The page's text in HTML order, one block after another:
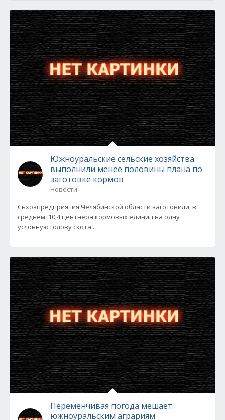
Южноуральские сельские хозяйства
выполнили менее половины плана по
заготовке кормов
Новости
Сьхозпредприятия Челябинской области заготовили, в
среднем, 10,4 центнера кормовых единиц на одну
условную голову скота...
Переменчивая погода мешает
южноуральским аграриям